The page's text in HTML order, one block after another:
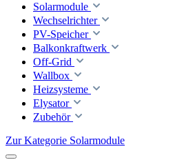
Solarmodule
Wechselrichter
PV-Speicher
Balkonkraftwerk
Off-Grid
Wallbox
Heizsysteme
Elysator
Zubehör
Zur Kategorie Solarmodule